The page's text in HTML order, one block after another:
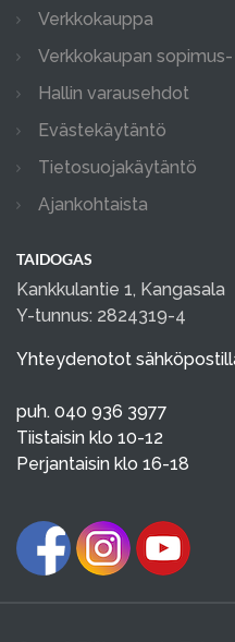
Verkkokauppa
Verkkokaupan
Hallin varausehdot
Evästekäytäntö
Tietosuojakäytäntö
Ajankohtaista
TAIDOGAS
Kankkulantie 1, Kangasala
Y-tunnus: 2824319-4
Yhteydenotot
puh. 040 936 3977
Tiistaisin klo 10-12
Perjantaisin klo 16-18